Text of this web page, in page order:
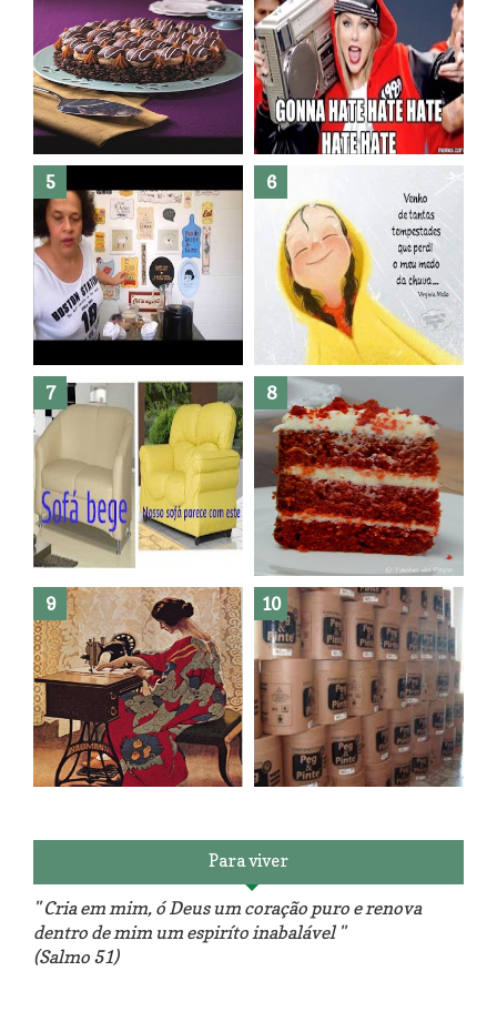
Banheiro novo por menos de
R$300,00 ?? E sem quebra
quebra ??( Editado)
Posso congelar bolo ??
Dez bolos pra fazer antes de
morrer !
Haters, como surgiram?
O medo que habita em nós.
Reforma do sofá, agora é em
patchwork!
The Red Velvet !!! O Perfeito
Para viver
" Cria em mim, ó Deus um coração puro e renova
dentro de mim um espiríto inabalável "
(Salmo 51)